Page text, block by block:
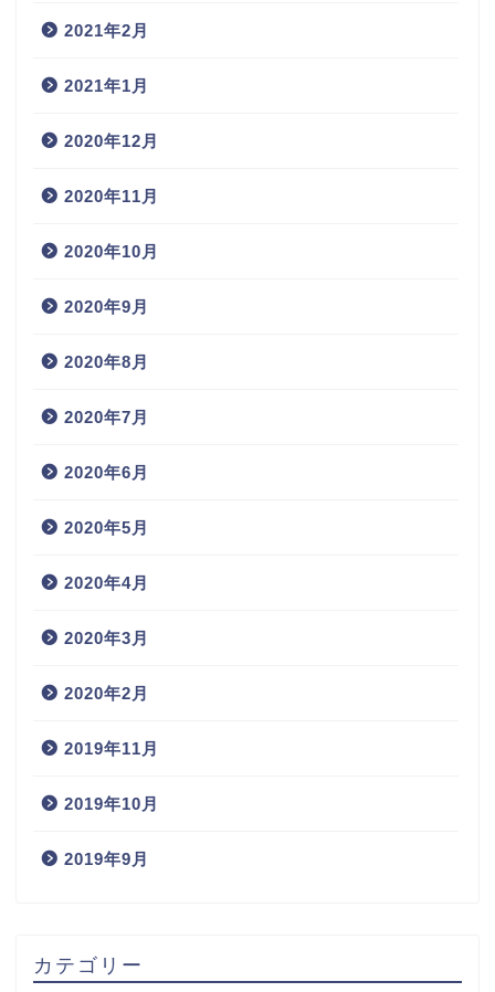
2021年2月
2021年1月
2020年12月
2020年11月
2020年10月
2020年9月
2020年8月
2020年7月
2020年6月
2020年5月
2020年4月
2020年3月
2020年2月
2019年11月
2019年10月
2019年9月
カテゴリー